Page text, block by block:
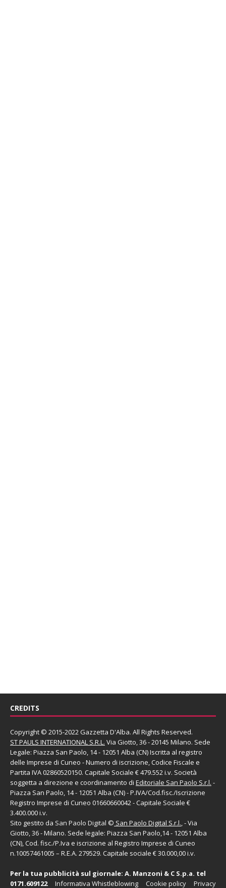
CREDITS
Copyright © 2015-2022 Gazzetta D'Alba. All Rights Reserved.
ST PAULS INTERNATIONAL S.R.L. Via Giotto, 36 - 20145 Milano. Sede
Legale: Piazza San Paolo, 14 - 12051 Alba (CN) Iscritta al registro
delle Imprese di Cuneo - Numero di iscrizione, Codice Fiscale e
Partita IVA 02860520150. Capitale Sociale € 479.552 i.v. Società
soggetta a direzione e coordinamento di Editoriale San Paolo S.r.l. -
Piazza San Paolo, 14 - 12051 Alba (CN) - P.IVA/Cod.fisc./Iscrizione
Registro Imprese di Cuneo 01660660042 - Capitale Sociale €
3.400.000 i.v.
Sito gestito da San Paolo Digital © San Paolo Digital S.r.l., - Via
Giotto, 36 - Milano. Sede legale: Piazza San Paolo,14 - 12051 Alba
(CN), Cod. fisc./P.Iva e iscrizione al Registro Imprese di Cuneo
n.10057461005 – R.E.A. 279529. Capitale sociale € 30.000,00 i.v.
Per la tua pubblicità sul giornale: A. Manzoni & C S.p.a. tel
0171.609122
Privacy
Cookie policy
Informativa Whistleblowing